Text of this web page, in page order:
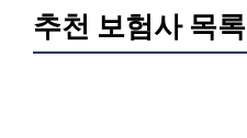
추천 보험사 목록